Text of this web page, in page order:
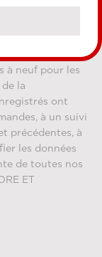
la meilleure
maintenant
que
-
à neuf pour les
la
ont
à un suivi
précédentes, à
les données
de toutes nos
ET